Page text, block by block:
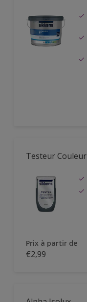
Testeur Couleur
Prix à partir de
€2,99